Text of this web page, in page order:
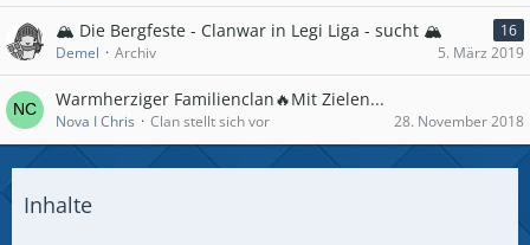
🏔️ Die Bergfeste - Clanwar in Legi Liga - sucht 🏔️
16
Demel
Archiv 5. März 2019
Warmherziger Familienclan🔥Mit Zielen...
Nova I Chris Clan stellt sich vor 28. November 2018
Inhalte